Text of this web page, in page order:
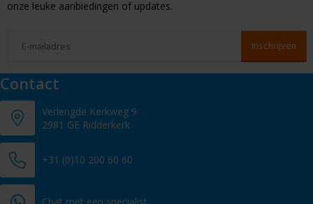
onze leuke aanbiedingen of updates.
Contact
Verlengde Kerkweg 9
2981 GE Ridderkerk
+31 (0)10 200 60 60